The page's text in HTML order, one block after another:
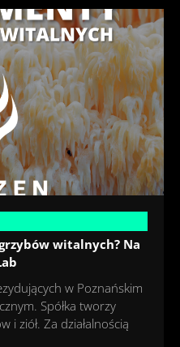
witalnych? Na
w Poznańskim
Spółka tworzy
i ziół. Za działalnością